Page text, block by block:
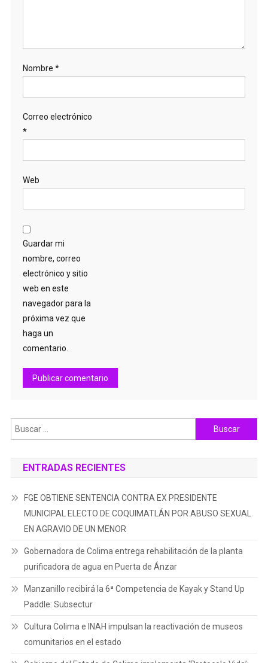
Nombre *
Correo electrónico
*
Web
Guardar mi
nombre, correo
electrónico y sitio
web en este
navegador para la
próxima vez que
haga un
comentario.
Buscar:
ENTRADAS RECIENTES
FGE OBTIENE SENTENCIA CONTRA EX PRESIDENTE
MUNICIPAL ELECTO DE COQUIMATLÁN POR ABUSO SEXUAL
EN AGRAVIO DE UN MENOR
Gobernadora de Colima entrega rehabilitación de la planta
purificadora de agua en Puerta de Ánzar
Manzanillo recibirá la 6ª Competencia de Kayak y Stand Up
Paddle: Subsectur
Cultura Colima e INAH impulsan la reactivación de museos
comunitarios en el estado